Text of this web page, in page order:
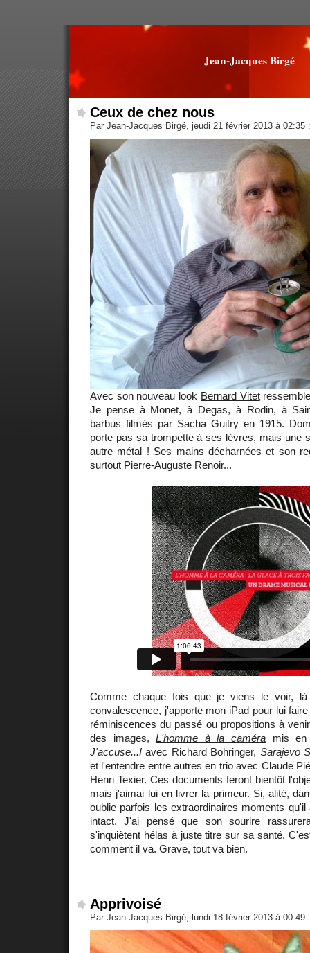
Jean-Jacques Birgé
Ceux de chez nous
Par Jean-Jacques Birgé, jeudi 21 février 2013 à 02:35
Avec son nouveau look Bernard Vitet
Je pense à Monet, à Degas, à Rodin, à
barbus filmés par Sacha Guitry en 1915.
porte pas sa trompette à ses lèvres, mais une
autre métal ! Ses mains décharnées et son
surtout Pierre-Auguste Renoir...
Comme chaque fois que je viens le voir,
convalescence, j'apporte mon iPad pour lui
réminiscences du passé ou propositions à
des images,L'homme à la caméra mis en
J'accuse...! avec Richard Bohringer, Sarajevo
et l'entendre entre autres en trio avec Claude
Henri Texier. Ces documents feront bientôt
mais j'aimai lui en livrer la primeur. Si, alité,
oublie parfois les extraordinaires moments
intact. J'ai pensé que son sourire
s'inquiètent hélas à juste titre sur sa santé.
comment il va. Grave, tout va bien.
Apprivoisé
Par Jean-Jacques Birgé, lundi 18 février 2013 à 00:49